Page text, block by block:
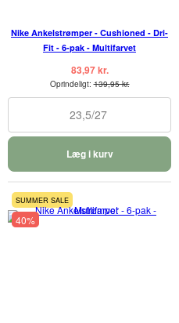
Nike Ankelstrømper - Cushioned - Dri-
Fit - 6-pak - Multifarvet
83,97 kr.
Oprindeligt:139,95 kr.
23,5/27
Læg i kurv
SUMMER SALE
40%